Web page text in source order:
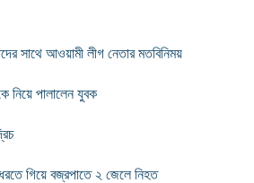
সাথে আওয়ামী লীগ নেতার মতবিনিময়
নিয়ে পালালেন যুবক
গিয়ে বজ্রপাতে ২ জেলে নিহত